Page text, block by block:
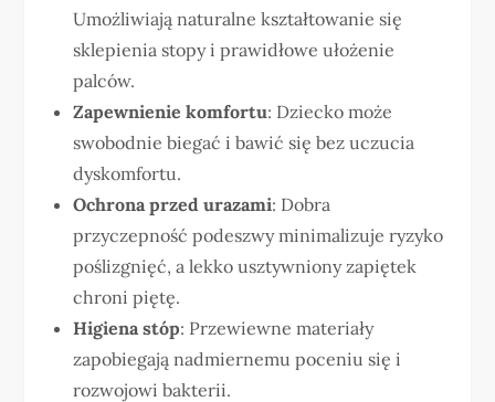
Umożliwiają naturalne kształtowanie się
sklepienia stopy i prawidłowe ułożenie
palców.
Zapewnienie komfortu: Dziecko może
swobodnie biegać i bawić się bez uczucia
dyskomfortu.
Ochrona przed urazami: Dobra
przyczepność podeszwy minimalizuje ryzyko
poślizgnięć, a lekko usztywniony zapiętek
chroni piętę.
Higiena stóp: Przewiewne materiały
zapobiegają nadmiernemu poceniu się i
rozwojowi bakterii.